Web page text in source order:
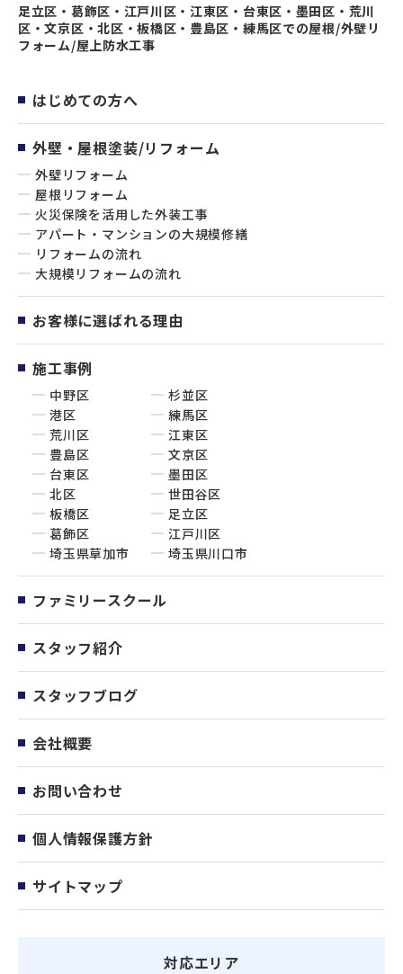
足立区・葛飾区・江戸川区・江東区・台東区・墨田区・荒川
区・文京区・北区・板橋区・豊島区・練馬区での屋根/外壁リ
フォーム/屋上防水工事
はじめての方へ
外壁・屋根塗装/リフォーム
外壁リフォーム
屋根リフォーム
火災保険を活用した外装工事
アパート・マンションの大規模修繕
リフォームの流れ
大規模リフォームの流れ
お客様に選ばれる理由
施工事例
中野区
杉並区
港区
練馬区
荒川区
江東区
豊島区
文京区
台東区
墨田区
北区
世田谷区
板橋区
足立区
葛飾区
江戸川区
埼玉県草加市
埼玉県川口市
ファミリースクール
スタッフ紹介
スタッフブログ
会社概要
お問い合わせ
個人情報保護方針
サイトマップ
対応エリア